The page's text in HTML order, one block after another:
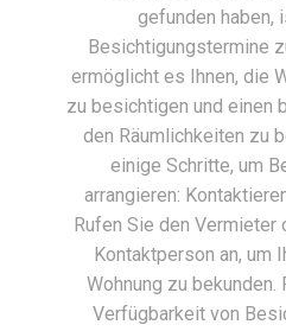
gefunden haben,
Besichtigungstermine
ermöglicht es Ihnen, die
zu besichtigen und einen
den Räumlichkeiten zu
einige Schritte, um
arrangieren:
Rufen Sie den Vermieter
Kontaktperson an, um
Wohnung zu bekunden.
Verfügbarkeit von